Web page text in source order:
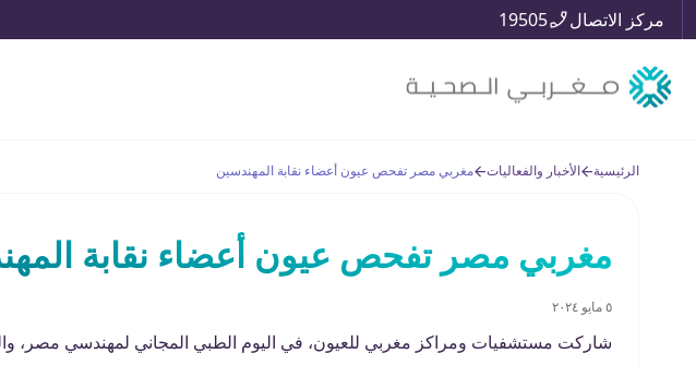
مركز الاتصال 19505
الرئيسية الأخبار والفعاليات مغربي مصر تفحص عيون أعضاء نقابة المهندسين
مغربي مصر تفحص عيون أعضاء نقابة
٥ مايو ٢٠٢٤
شاركت مستشفيات ومراكز مغربي للعيون، في اليوم الطبي المجاني لمهندسي مصر،